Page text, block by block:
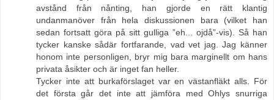
avstånd från nånting, han gjorde en rätt klantig
undanmanöver från hela diskussionen bara (vilket han
sedan fortsatt göra på sitt gulliga ”eh... ojdå”-vis). Så han
tycker kanske sådär fortfarande, vad vet jag. Jag känner
honom inte personligen, bryr mig bara marginellt om hans
privata åsikter och är inget fan heller.
Tycker inte att burkaförslaget var en västanfläkt alls. För
det första går det inte att jämföra med Ohlys snurriga